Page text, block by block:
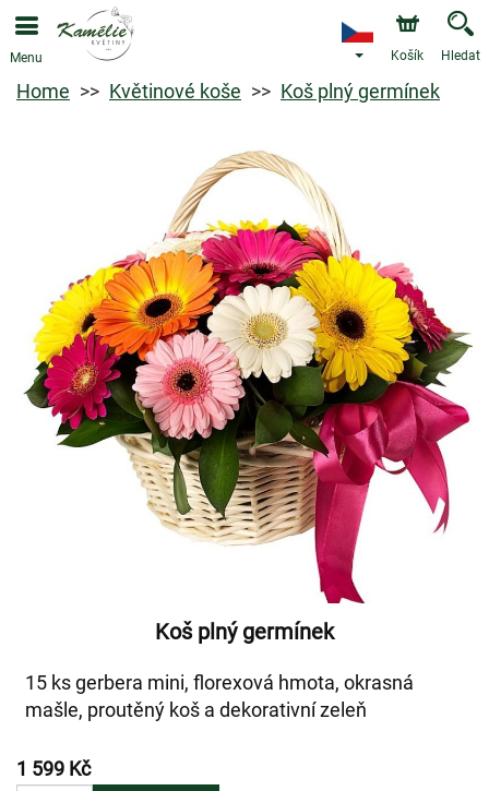
Menu Košík Hledat
Home Květinové koše Koš plný germínek
Koš plný germínek
15 ks gerbera mini, florexová hmota, okrasná
mašle, proutěný koš a dekorativní zeleň
1 599 Kč